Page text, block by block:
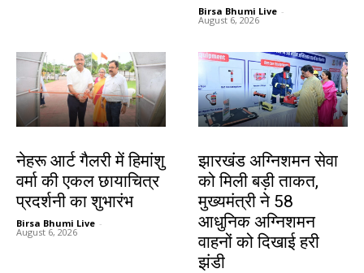
Birsa Bhumi Live -
August 6, 2026
नेहरू आर्ट गैलरी में हिमांशु
वर्मा की एकल छायाचित्र
प्रदर्शनी का शुभारंभ
Birsa Bhumi Live -
August 6, 2026
झारखंड अग्निशमन सेवा
को मिली बड़ी ताकत,
मुख्यमंत्री ने 58
आधुनिक अग्निशमन
वाहनों को दिखाई हरी
झंडी